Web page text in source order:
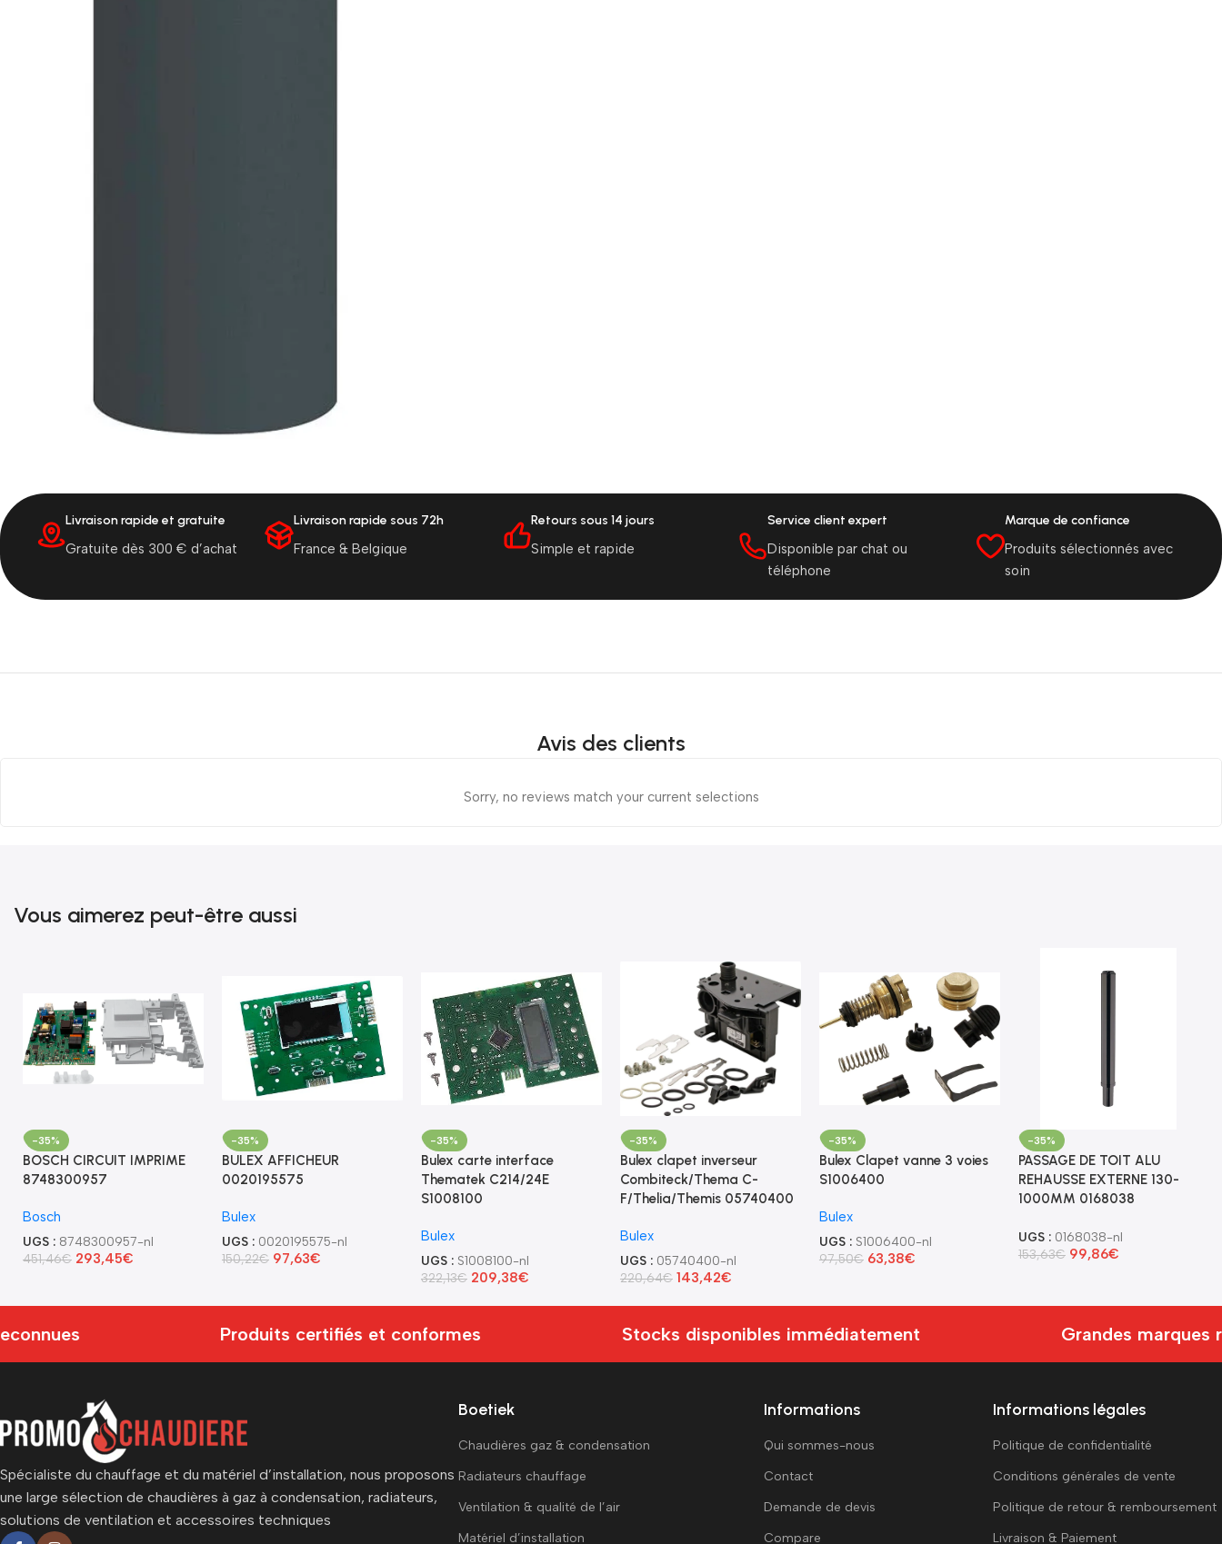
Livraison rapide et gratuite
Gratuite dès 300 € d’achat
Livraison rapide sous 72h
France & Belgique
Retours sous 14 jours
Simple et rapide
Service client expert
Disponible par chat ou
téléphone
Marque de confiance
Produits sélectionnés avec
soin
Avis des clients
Sorry, no reviews match your current selections
Vous aimerez peut-être aussi
-35%
BOSCH CIRCUIT IMPRIME
8748300957
Bosch
UGS : 8748300957-nl
451,46€ 293,45€
-35%
BULEX AFFICHEUR
0020195575
Bulex
UGS : 0020195575-nl
150,22€ 97,63€
-35%
Bulex carte interface
Thematek C214/24E
S1008100
Bulex
UGS : S1008100-nl
322,13€ 209,38€
-35%
Bulex clapet inverseur
Combiteck/Thema C-
F/Thelia/Themis 05740400
Bulex
UGS : 05740400-nl
220,64€ 143,42€
-35%
Bulex Clapet vanne 3 voies
S1006400
Bulex
UGS : S1006400-nl
97,50€ 63,38€
-35%
PASSAGE DE TOIT ALU
REHAUSSE EXTERNE 130-
1000MM 0168038
UGS : 0168038-nl
153,63€ 99,86€
Produits certifiés et conformes Stocks disponibles immédiatement Grandes marques
Spécialiste du chauffage et du matériel d’installation, nous proposons
une large sélection de chaudières à gaz à condensation, radiateurs,
solutions de ventilation et accessoires techniques
Boetiek
Chaudières gaz & condensation
Radiateurs chauffage
Ventilation & qualité de l’air
Matériel d’installation
Informations
Qui sommes-nous
Contact
Demande de devis
Compare
Informations légales
Politique de confidentialité
Conditions générales de vente
Politique de retour & remboursement
Livraison & Paiement